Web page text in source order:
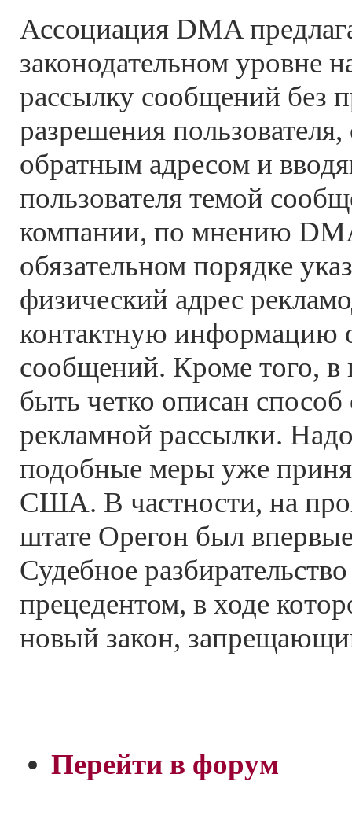
Ассоциация DMA
законодательном уровне
рассылку сообщений без
разрешения
обратным адресом и
пользователя темой
компании, по мнению
обязательном порядке
физический адрес
контактную информацию
сообщений. Кроме того, в
быть четко описан способ
рекламной рассылки.
подобные меры уже
США. В частности, на
штате Орегон был
Судебное
прецедентом, в ходе
новый закон,
Перейти в форум